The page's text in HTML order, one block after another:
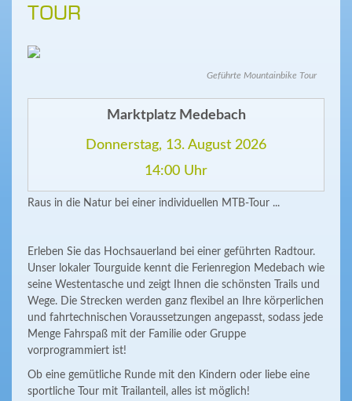
TOUR
Geführte Mountainbike Tour
Marktplatz Medebach
Donnerstag, 13. August 2026
14:00 Uhr
Raus in die Natur bei einer individuellen MTB-Tour ...
Erleben Sie das Hochsauerland bei einer geführten Radtour.
Unser lokaler Tourguide kennt die Ferienregion Medebach wie
seine Westentasche und zeigt Ihnen die schönsten Trails und
Wege. Die Strecken werden ganz flexibel an Ihre körperlichen
und fahrtechnischen Voraussetzungen angepasst, sodass jede
Menge Fahrspaß mit der Familie oder Gruppe
vorprogrammiert ist!
Ob eine gemütliche Runde mit den Kindern oder liebe eine
sportliche Tour mit Trailanteil, alles ist möglich!